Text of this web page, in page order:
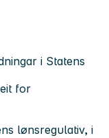
i Statens
for
lønsregulativ, i